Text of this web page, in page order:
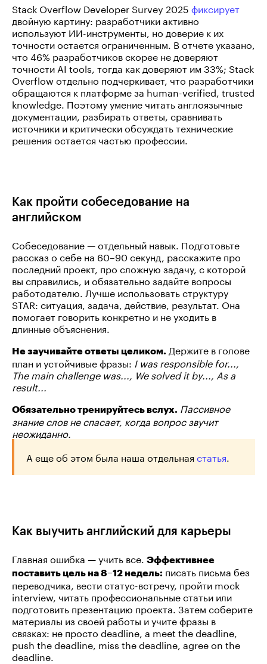
Stack Overflow Developer Survey 2025 фиксирует
двойную картину: разработчики активно
используют ИИ-инструменты, но доверие к их
точности остается ограниченным. В отчете указано,
что 46% разработчиков скорее не доверяют
точности AI tools, тогда как доверяют им 33%; Stack
Overflow отдельно подчеркивает, что разработчики
обращаются к платформе за human-verified, trusted
knowledge. Поэтому умение читать англоязычные
документации, разбирать ответы, сравнивать
источники и критически обсуждать технические
решения остается частью профессии.
Как пройти собеседование на
английском
Собеседование — отдельный навык. Подготовьте
рассказ о себе на 60–90 секунд, расскажите про
последний проект, про сложную задачу, с которой
вы справились, и обязательно задайте вопросы
работодателю. Лучше использовать структуру
STAR: ситуация, задача, действие, результат. Она
помогает говорить конкретно и не уходить в
длинные объяснения.
Не заучивайте ответы целиком. Держите в голове
план и устойчивые фразы: I was responsible for...,
The main challenge was..., We solved it by..., As a
result...
Обязательно тренируйтесь вслух. Пассивное
знание слов не спасает, когда вопрос звучит
неожиданно.
А еще об этом была наша отдельная статья.
Как выучить английский для карьеры
Главная ошибка — учить все. Эффективнее
поставить цель на 8–12 недель: писать письма без
переводчика, вести статус-встречу, пройти mock
interview, читать профессиональные статьи или
подготовить презентацию проекта. Затем соберите
материалы из своей работы и учите фразы в
связках: не просто deadline, а meet the deadline,
push the deadline, miss the deadline, agree on the
deadline.